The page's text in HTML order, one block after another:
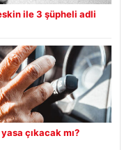
ile 3 şüpheli adli
çıkacak mı?